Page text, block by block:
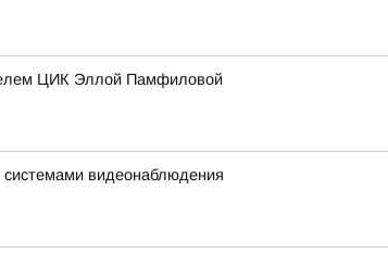
ЦИК Эллой Памфиловой
системами видеонаблюдения